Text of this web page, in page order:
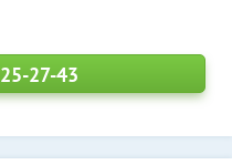
27-43